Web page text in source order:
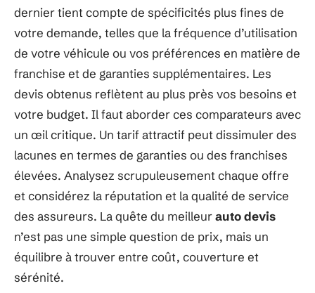
dernier tient compte de spécificités plus fines de
votre demande, telles que la fréquence d’utilisation
de votre véhicule ou vos préférences en matière de
franchise et de garanties supplémentaires. Les
devis obtenus reflètent au plus près vos besoins et
votre budget. Il faut aborder ces comparateurs avec
un œil critique. Un tarif attractif peut dissimuler des
lacunes en termes de garanties ou des franchises
élevées. Analysez scrupuleusement chaque offre
et considérez la réputation et la qualité de service
des assureurs. La quête du meilleurauto devis
n’est pas une simple question de prix, mais un
équilibre à trouver entre coût, couverture et
sérénité.